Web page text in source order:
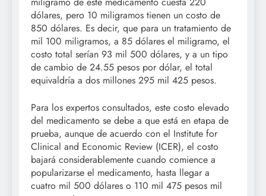
dólares, pero 10 miligramos tienen un costo de
850 dólares. Es decir, que para un tratamiento de
mil 100 miligramos, a 85 dólares el miligramo, el
costo total serían 93 mil 500 dólares, y a un tipo
de cambio de 24.55 pesos por dólar, el total
equivaldría a dos millones 295 mil 425 pesos.
Para los expertos consultados, este costo elevado
del medicamento se debe a que está en etapa de
prueba, aunque de acuerdo con el Institute for
Clinical and Economic Review (ICER), el costo
bajará considerablemente cuando comience a
popularizarse el medicamento, hasta llegar a
cuatro mil 500 dólares o 110 mil 475 pesos mil